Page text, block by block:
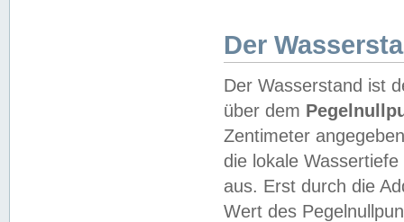
Der
Der Wasserstand ist
über dem
Zentimeter
die lokale
aus. Erst durch die
Wert des